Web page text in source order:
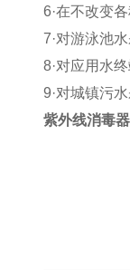
6·在不改变
7·对游泳池
8·对应用水
9·对城镇污
紫外线消毒